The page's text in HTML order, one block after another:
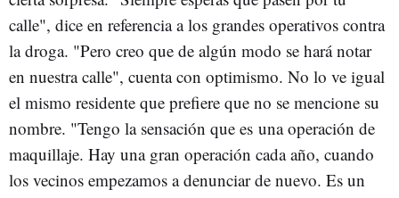
calle", dice en referencia a los grandes operativos contra
la droga. "Pero creo que de algún modo se hará notar
en nuestra calle", cuenta con optimismo. No lo ve igual
el mismo residente que prefiere que no se mencione su
nombre. "Tengo la sensación que es una operación de
maquillaje. Hay una gran operación cada año, cuando
los vecinos empezamos a denunciar de nuevo. Es un